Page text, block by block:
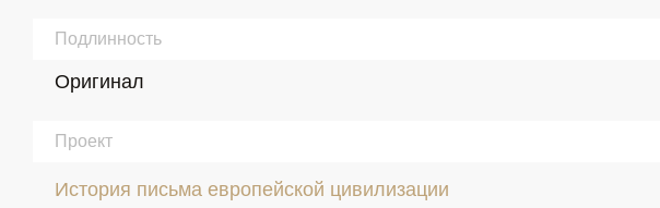
Подлинность
Оригинал
Проект
История письма европейской цивилизации